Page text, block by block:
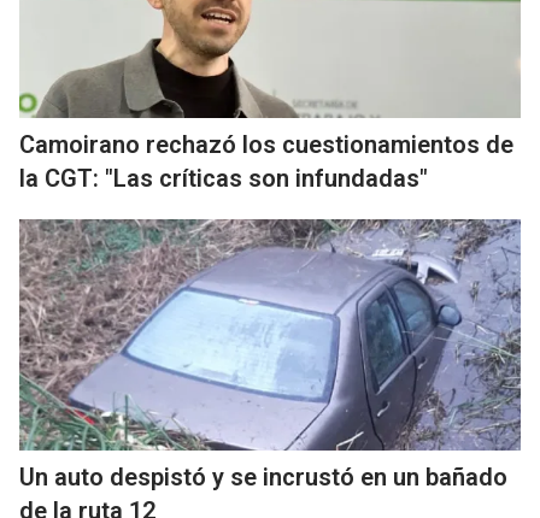
Camoirano rechazó los cuestionamientos de
la CGT: "Las críticas son infundadas"
Un auto despistó y se incrustó en un bañado
de la ruta 12